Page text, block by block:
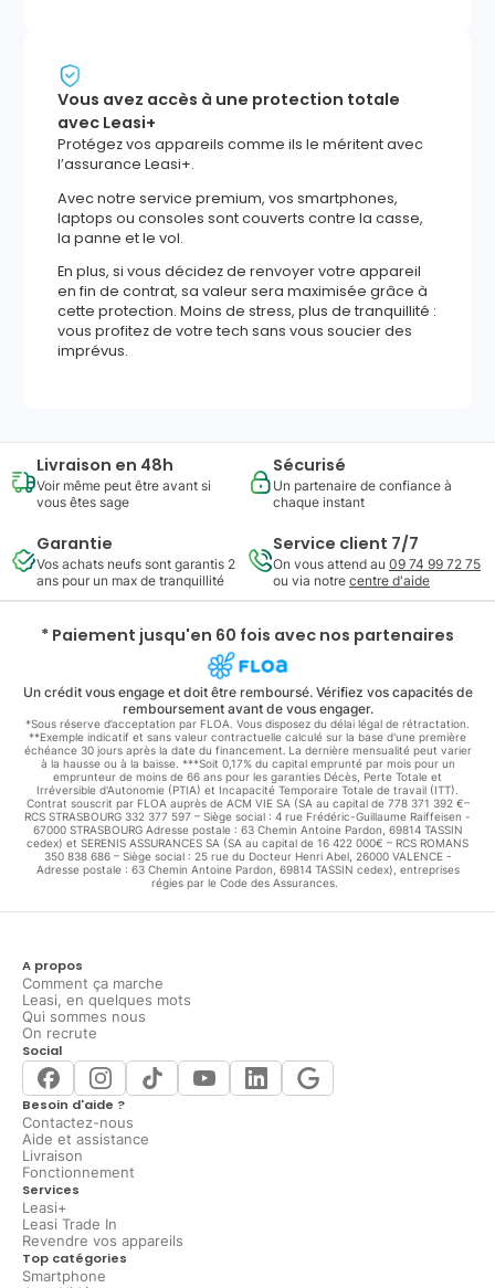
Vous avez accès à une protection totale
avec Leasi+
Protégez vos appareils comme ils le méritent avec
l’assurance Leasi+.
Avec notre service premium, vos smartphones,
laptops ou consoles sont couverts contre la casse,
la panne et le vol.
En plus, si vous décidez de renvoyer votre appareil
en fin de contrat, sa valeur sera maximisée grâce à
cette protection. Moins de stress, plus de tranquillité :
vous profitez de votre tech sans vous soucier des
imprévus.
Livraison en 48h
Voir même peut être avant si
vous êtes sage
Sécurisé
Un partenaire de confiance à
chaque instant
Garantie
Vos achats neufs sont garantis 2
ans pour un max de tranquillité
Service client 7/7
On vous attend au 09 74 99 72 75
ou via notre centre d'aide
* Paiement jusqu'en 60 fois avec nos partenaires
Un crédit vous engage et doit être remboursé. Vérifiez vos capacités de
remboursement avant de vous engager.
*Sous réserve d’acceptation par FLOA. Vous disposez du délai légal de rétractation.
**Exemple indicatif et sans valeur contractuelle calculé sur la base d'une première
échéance 30 jours après la date du financement. La dernière mensualité peut varier
à la hausse ou à la baisse. ***Soit 0,17% du capital emprunté par mois pour un
emprunteur de moins de 66 ans pour les garanties Décès, Perte Totale et
Irréversible d'Autonomie (PTIA) et Incapacité Temporaire Totale de travail (ITT).
Contrat souscrit par FLOA auprès de ACM VIE SA (SA au capital de 778 371 392 €–
RCS STRASBOURG 332 377 597 – Siège social : 4 rue Frédéric-Guillaume Raiffeisen -
67000 STRASBOURG Adresse postale : 63 Chemin Antoine Pardon, 69814 TASSIN
cedex) et SERENIS ASSURANCES SA (SA au capital de 16 422 000€ – RCS ROMANS
350 838 686 – Siège social : 25 rue du Docteur Henri Abel, 26000 VALENCE -
Adresse postale : 63 Chemin Antoine Pardon, 69814 TASSIN cedex), entreprises
régies par le Code des Assurances.
A propos
Comment ça marche
Leasi, en quelques mots
Qui sommes nous
On recrute
Social
Besoin d'aide ?
Contactez-nous
Aide et assistance
Livraison
Fonctionnement
Services
Leasi+
Leasi Trade In
Revendre vos appareils
Top catégories
Smartphone